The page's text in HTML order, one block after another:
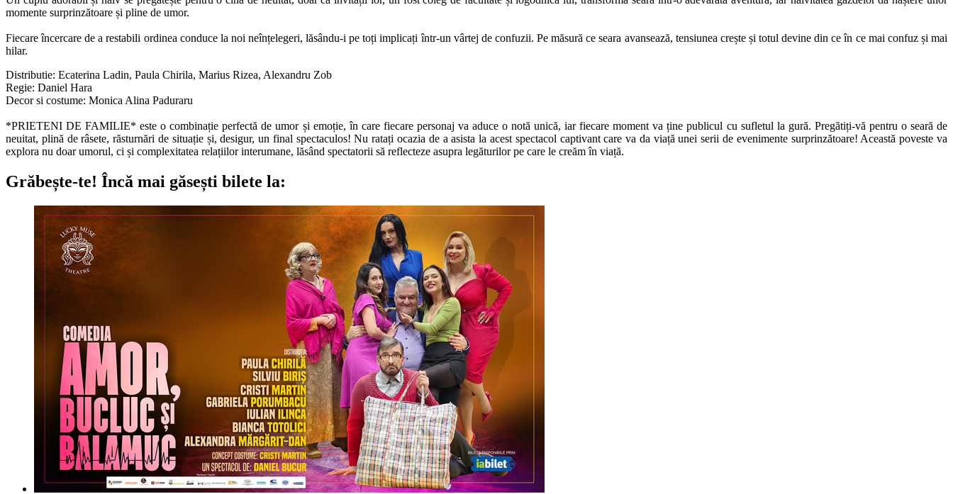
momente surprinzătoare și pline de umor.
Fiecare încercare de a restabili ordinea conduce la noi neînțelegeri, lăsându-i pe toți implicați într-un vârtej de confuzii. Pe măsură ce seara avansează, tensiunea crește și totul devine din ce în ce mai confuz și mai
hilar.
Distributie: Ecaterina Ladin, Paula Chirila, Marius Rizea, Alexandru Zob
Regie: Daniel Hara
Decor si costume: Monica Alina Paduraru
*PRIETENI DE FAMILIE* este o combinație perfectă de umor și emoție, în care fiecare personaj va aduce o notă unică, iar fiecare moment va ține publicul cu sufletul la gură. Pregătiți-vă pentru o seară de
neuitat, plină de râsete, răsturnări de situație și, desigur, un final spectaculos! Nu ratați ocazia de a asista la acest spectacol captivant care va da viață unei serii de evenimente surprinzătoare! Această poveste va
explora nu doar umorul, ci și complexitatea relațiilor interumane, lăsând spectatorii să reflecteze asupra legăturilor pe care le creăm în viață.
Grăbește-te! Încă mai găsești bilete la: